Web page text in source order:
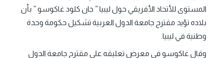
المستوى للأتحاد الأفريقي حول ليبيا ” جان كلود غاكوسو ” بأن
بلاده تؤيد مقترح جامعة الدول العربية تشكيل حكومة وحدة
وطنية في ليبيا.
وقال غاكوسو في معرض تعليقه على مقترح جامعة الدول